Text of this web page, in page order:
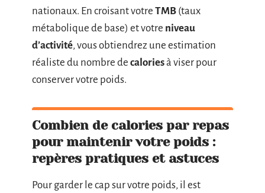
nationaux. En croisant votre TMB (taux
métabolique de base) et votre niveau
d’activité, vous obtiendrez une estimation
réaliste du nombre de caloriesà viser pour
conserver votre poids.
Combien de calories par repas
pour maintenir votre poids :
repères pratiques et astuces
Pour garder le cap sur votre poids, il est